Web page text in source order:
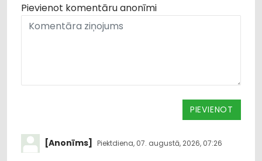
Pievienot komentāru anonīmi
PIEVIENOT
[Anonīms] Piektdiena, 07. augustā, 2026, 07:26